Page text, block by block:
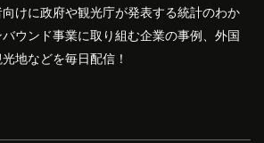
けに政府や観光庁が発表する統計のわか
ウンド事業に取り組む企業の事例、外国
地などを毎日配信！